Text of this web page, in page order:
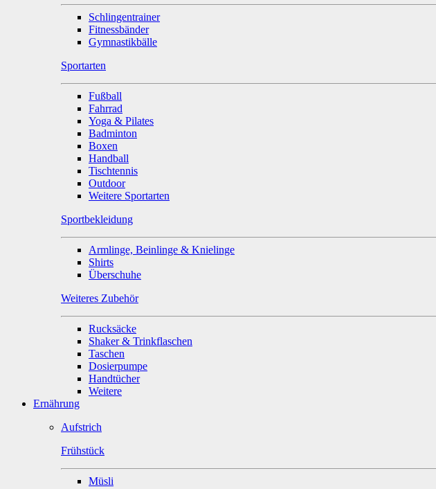
Schlingentrainer
Fitnessbänder
Gymnastikbälle
Sportarten
Fußball
Fahrrad
Yoga & Pilates
Badminton
Boxen
Handball
Tischtennis
Outdoor
Weitere Sportarten
Sportbekleidung
Armlinge, Beinlinge & Knielinge
Shirts
Überschuhe
Weiteres Zubehör
Rucksäcke
Shaker & Trinkflaschen
Taschen
Dosierpumpe
Handtücher
Weitere
Ernährung
Aufstrich
Frühstück
Müsli